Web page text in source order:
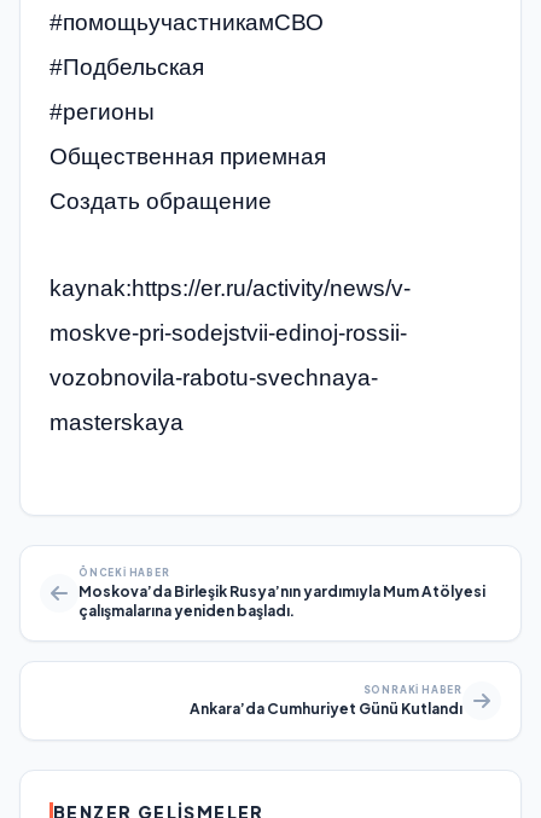
#помощьучастникамСВО
#Подбельская
#регионы
Общественная приемная
Создать обращение
kaynak:https://er.ru/activity/news/v-
moskve-pri-sodejstvii-edinoj-rossii-
vozobnovila-rabotu-svechnaya-
masterskaya
ÖNCEKI HABER
Moskova’da Birleşik Rusya’nın yardımıyla Mum Atölyesi
çalışmalarına yeniden başladı.
SONRAKI HABER
Ankara’da Cumhuriyet Günü Kutlandı
BENZER GELIŞMELER